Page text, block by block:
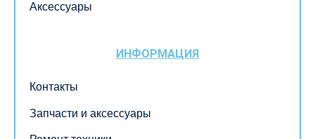
Аксессуары
ИНФОРМАЦИЯ
Контакты
Запчасти и аксессуары